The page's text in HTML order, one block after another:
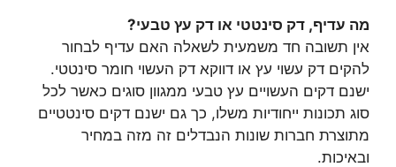
מה עדיף, דק סינטטי או דק עץ טבעי?
אין תשובה חד משמעית לשאלה האם עדיף לבחור
להקים דק עשוי עץ או דווקא דק העשוי חומר סינטטי.
ישנם דקים העשויים עץ טבעי ממגוון סוגים כאשר לכל
סוג תכונות ייחודיות משלו, כך גם ישנם דקים סינטטיים
מתוצרת חברות שונות הנבדלים זה מזה במחיר
ובאיכות.